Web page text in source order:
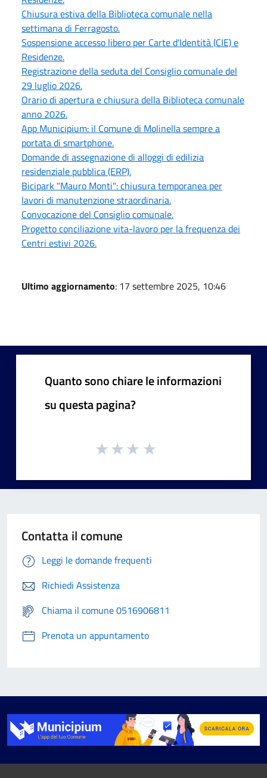
Chiusura estiva della Biblioteca comunale nella
settimana di Ferragosto.
Sospensione accesso libero per Carte d'Identità (CIE) e
Residenze.
Registrazione della seduta del Consiglio comunale del
29 luglio 2026.
Orario di apertura e chiusura della Biblioteca comunale
anno 2026.
App Municipium: il Comune di Molinella sempre a
portata di smartphone.
Domande di assegnazione di alloggi di edilizia
residenziale pubblica (ERP).
Bicipark "Mauro Monti": chiusura temporanea per
lavori di manutenzione straordinaria.
Convocazione del Consiglio comunale.
Progetto conciliazione vita-lavoro per la frequenza dei
Centri estivi 2026.
Ultimo aggiornamento: 17 settembre 2025, 10:46
Quanto sono chiare le informazioni
su questa pagina?
Contatta il comune
Leggi le domande frequenti
Richiedi Assistenza
Chiama il comune 0516906811
Prenota un appuntamento